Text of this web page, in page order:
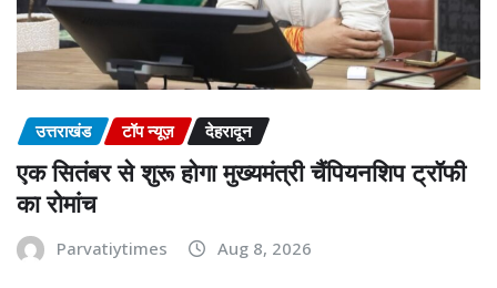
उत्तराखंड टॉप न्यूज़ देहरादून
एक सितंबर से शुरू होगा मुख्यमंत्री चैंपियनशिप ट्रॉफी
का रोमांच
Parvatiytimes Aug 8, 2026